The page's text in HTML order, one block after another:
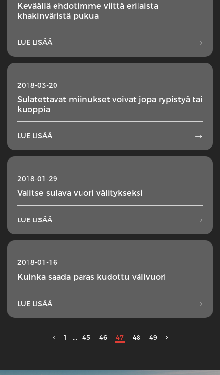
Keväällä ehdotimme viittä erilaista
khakinväristä pukua
LUE LISÄÄ 
2018-03-20
Sulatettavat miinukset voivat jopa rypistyä tai
kuoppia
LUE LISÄÄ 
2018-01-29
Valitse sulava vuori välitykseksi
LUE LISÄÄ 
2018-01-16
Kuinka saada paras kudottu välivuori
LUE LISÄÄ 
1 ... 45 46 47 48 49